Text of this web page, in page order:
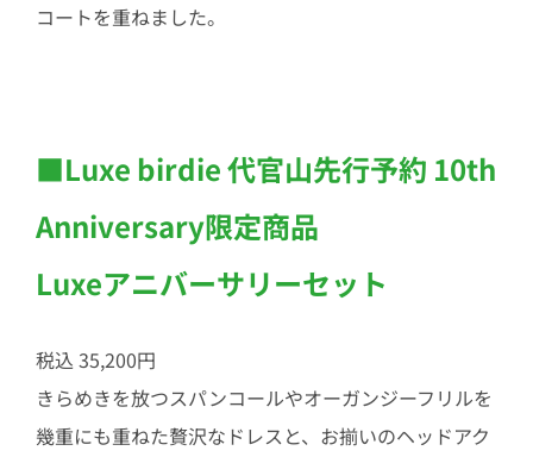
コートを重ねました。
■Luxe birdie 代官山先行予約 10th
Anniversary限定商品
Luxeアニバーサリーセット
税込 35,200円
きらめきを放つスパンコールやオーガンジーフリルを
幾重にも重ねた贅沢なドレスと、お揃いのヘッドアク